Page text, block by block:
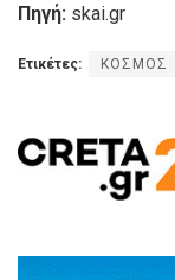
Πηγή: skai.gr
Ετικέτες: ΚΟΣΜΟΣ